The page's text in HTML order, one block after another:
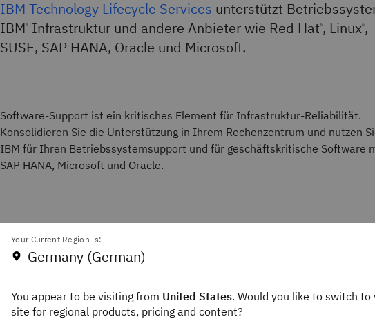
IBM Technology Lifecycle Services unterstützt
IBM® Infrastruktur und andere Anbieter wie Red Hat®, Linux®,
SUSE, SAP HANA, Oracle und Microsoft.
Software-Support ist ein kritisches Element für Infrastruktur-Reliabilität.
Konsolidieren Sie die Unterstützung in Ihrem Rechenzentrum und nutzen
IBM für Ihren Betriebssystemsupport und für geschäftskritische Software
SAP HANA, Microsoft und Oracle.
Your Current Region is:
Germany (German)
You appear to be visiting from United States. Would you like to switch to
site for regional products, pricing and content?